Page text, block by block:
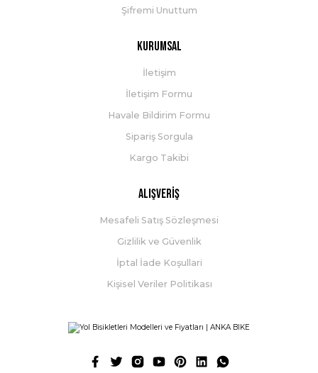
Şifremi Unuttum
Kurumsal
İletişim
İletişim Formu
Havale Bildirim Formu
Sipariş Sorgula
Kargo Takibi
Alışveriş
Mesafeli Satış Sözleşmesi
Gizlilik ve Güvenlik
İptal İade Koşullari
Kişisel Veriler Politikası